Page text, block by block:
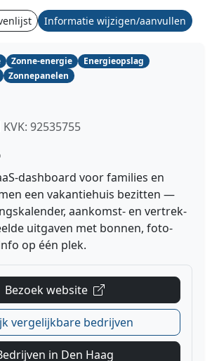
Informatie wijzigen/aanvullen
Zonne-energie
Energieopslag
Zonnepanelen
KVK: 92535755
dashboard voor families en
een vakantiehuis bezitten —
aankomst- en vertrek-
uitgaven met bonnen, foto-
op één plek.
Bezoek website
vergelijkbare bedrijven
in Den Haag